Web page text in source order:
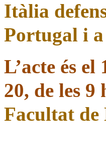
Itàlia
Portugal i
L’acte és
20, de les 9
Facultat de